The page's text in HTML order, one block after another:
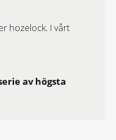
hozelock. I vårt
av högsta